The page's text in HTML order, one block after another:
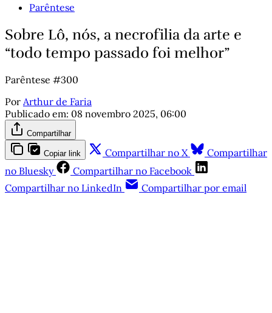
Parêntese
Sobre Lô, nós, a necrofilia da arte e
“todo tempo passado foi melhor”
Parêntese #300
Por Arthur de Faria
Publicado em: 08 novembro 2025, 06:00
Compartilhar
Copiar link Compartilhar no X
Compartilhar
no Bluesky
Compartilhar no Facebook
Compartilhar no LinkedIn
Compartilhar por email